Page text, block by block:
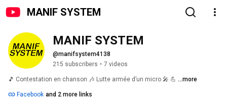
MANIF SYSTEM
MANIF SYSTEM
@manifsystem4138
215 subscribers • 7 videos
🎵 Contestation en chanson 🎶 Lutte armée d’un micro 🎤 💪 ...more
Facebook and 2 more links